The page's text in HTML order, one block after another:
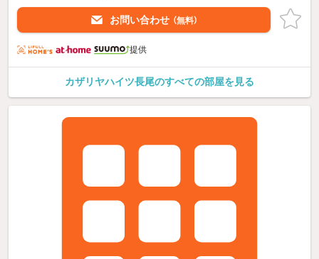
お問い合わせ （無料）
提供
カザリヤハイツ長尾のすべての部屋を見る